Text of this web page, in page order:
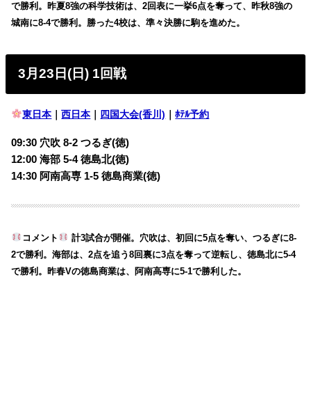
で勝利。昨夏8強の科学技術は、2回表に一挙6点を奪って、昨秋8強の
城南に8-4で勝利。勝った4校は、準々決勝に駒を進めた。
3月23日(日) 1回戦
東日本｜西日本｜ 四国大会(香川) ｜ﾎﾃﾙ予約
09:30 穴吹 8-2 つるぎ(徳)
12:00 海部 5-4 徳島北(徳)
14:30 阿南高専 1-5 徳島商業(徳)
コメント
計3試合が開催。穴吹は、初回に5点を奪い、つるぎに8-
2で勝利。海部は、2点を追う8回裏に3点を奪って逆転し、徳島北に5-4
で勝利。昨春Vの徳島商業は、阿南高専に5-1で勝利した。